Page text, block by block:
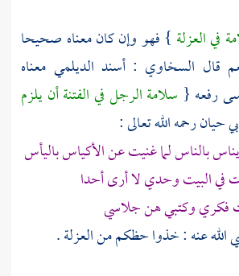
في العزلة } فهو وإن كان معناه صحيحا
قال السخاوي : أسند الديلمي معناه
رفعه { سلامة الرجل في الفتنة أن يلزم
حيانرحمه الله تعالى :
بالناس لما غنيت عن الأكياس باليأس
البيت وحدي لا أرى أحدا
فكري وكتبي هن جلاسي
عنه : خذوا حظكم من العزلة .